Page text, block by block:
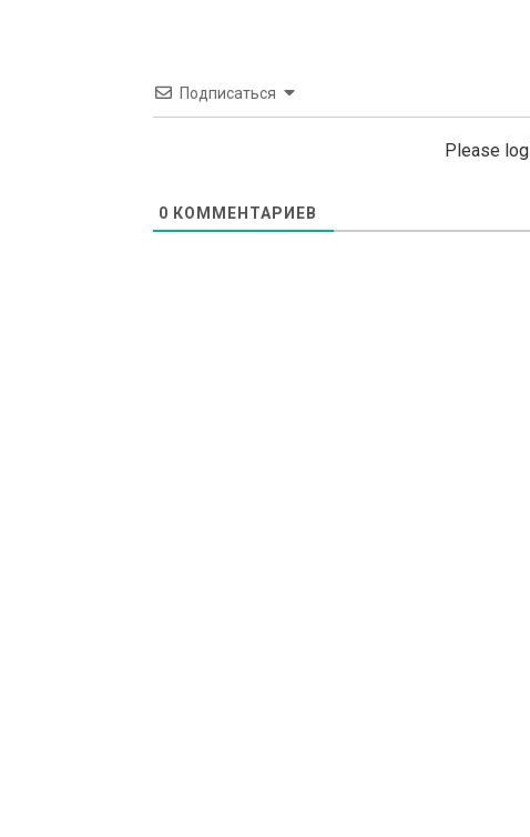
Подписаться
Please
0 КОММЕНТАРИЕВ